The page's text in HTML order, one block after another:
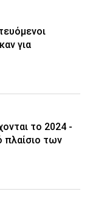
για
το 2024 -
πλαίσιο των